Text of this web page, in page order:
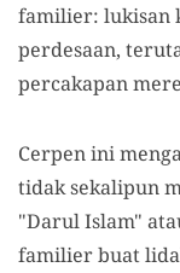
familier: lukisan
perdesaan,
percakapan
Cerpen ini
tidak sekalipun
"Darul Islam"
familier buat